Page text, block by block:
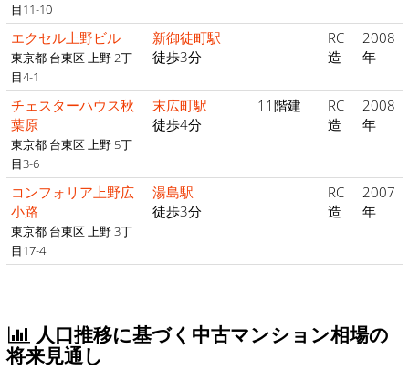
目11-10
エクセル上野ビル
東京都 台東区 上野 2丁
目4-1
新御徒町駅
徒歩3分
RC
造
2008
年
チェスターハウス秋
葉原
東京都 台東区 上野 5丁
目3-6
末広町駅
徒歩4分
11階建
RC
造
2008
年
コンフォリア上野広
小路
東京都 台東区 上野 3丁
目17-4
湯島駅
徒歩3分
RC
造
2007
年
人口推移に基づく中古マンション相場の
将来見通し